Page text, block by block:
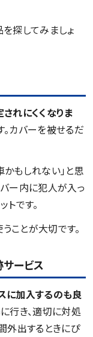
探してみましょ
れにくくなりま
カバーを被せるだ
もしれない」と思
ー内に犯人が入っ
です。
ことが大切です。
ービス
に加入するのも良
行き、適切に対処
外出するときにぴ